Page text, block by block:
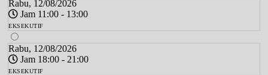
Rabu, 12/08/2026
Jam 11:00 - 13:00
EKSEKUTIF
Rabu, 12/08/2026
Jam 18:00 - 21:00
EKSEKUTIF